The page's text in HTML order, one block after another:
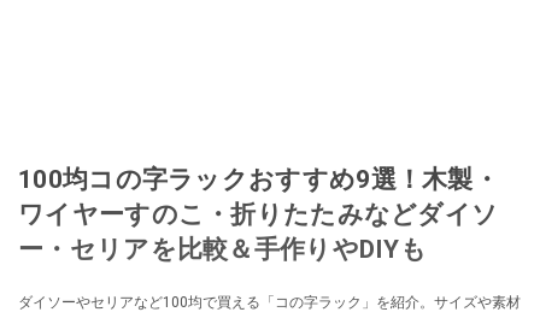
100均コの字ラックおすすめ9選！木製・
ワイヤーすのこ・折りたたみなどダイソ
ー・セリアを比較＆手作りやDIYも
ダイソーやセリアなど100均で買える「コの字ラック」を紹介。サイズや素材